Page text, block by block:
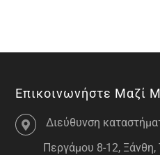
Επικοινωνήστε Μαζί
Διεύθυνση
Περγάμου 8-12, Ξάνθη,